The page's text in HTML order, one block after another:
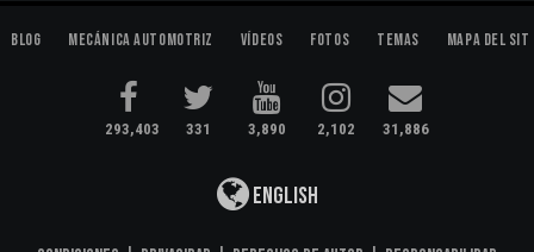
Blog Mecánica Automotriz Vídeos Fotos Temas Mapa del
293,403 331 3,890 2,102 31,886
English